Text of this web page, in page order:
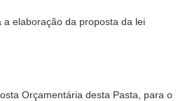
a elaboração da proposta da lei
Orçamentária desta Pasta, para o